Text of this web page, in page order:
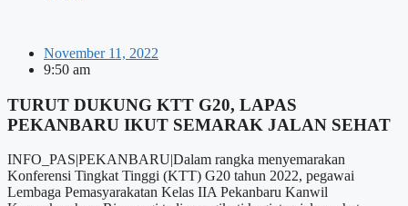
November 11, 2022
9:50 am
TURUT DUKUNG KTT G20, LAPAS
PEKANBARU IKUT SEMARAK JALAN SEHAT
INFO_PAS|PEKANBARU|Dalam rangka menyemarakan
Konferensi Tingkat Tinggi (KTT) G20 tahun 2022, pegawai
Lembaga Pemasyarakatan Kelas IIA Pekanbaru Kanwil